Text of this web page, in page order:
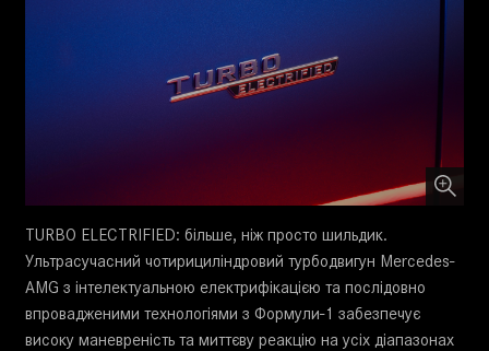
TURBO ELECTRIFIED: більше, ніж просто шильдик.
Ультрасучасний чотирициліндровий турбодвигун Mercedes-
AMG з інтелектуальною електрифікацією та послідовно
впровадженими технологіями з Формули-1 забезпечує
високу маневреність та миттєву реакцію на усіх діапазонах